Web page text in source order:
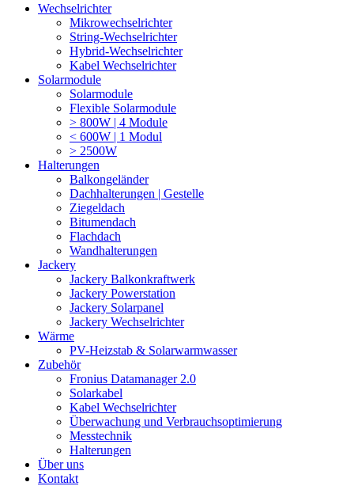
Wechselrichter
Mikrowechselrichter
String-Wechselrichter
Hybrid-Wechselrichter
Kabel Wechselrichter
Solarmodule
Solarmodule
Flexible Solarmodule
> 800W | 4 Module
< 600W | 1 Modul
> 2500W
Halterungen
Balkongeländer
Dachhalterungen | Gestelle
Ziegeldach
Bitumendach
Flachdach
Wandhalterungen
Jackery
Jackery Balkonkraftwerk
Jackery Powerstation
Jackery Solarpanel
Jackery Wechselrichter
Wärme
PV-Heizstab & Solarwarmwasser
Zubehör
Fronius Datamanager 2.0
Solarkabel
Kabel Wechselrichter
Überwachung und Verbrauchsoptimierung
Messtechnik
Halterungen
Über uns
Kontakt